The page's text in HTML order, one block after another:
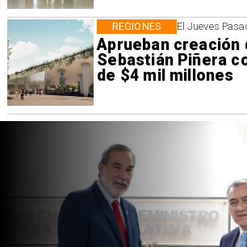
El Jueves
Aprueban creación
Sebastián Piñera
de $4 mil millones
REGIONES